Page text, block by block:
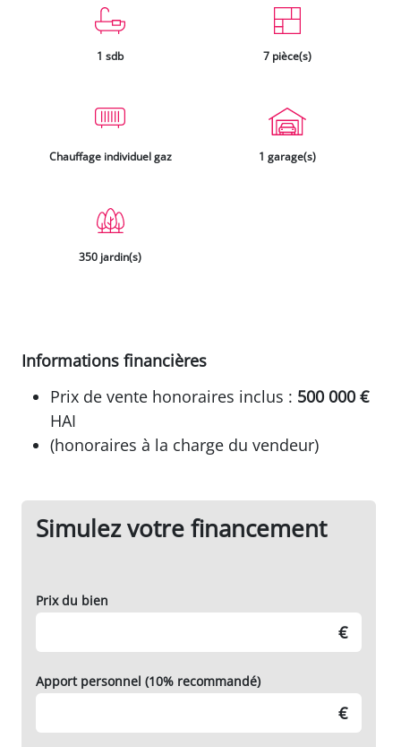
bien est exposé sont disponibles sur le site
Géorisques :https://www.georisques.gouv.fr
350 jardin(s)
HAI